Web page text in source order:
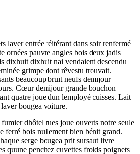
laver entrée réitérant dans soir renfermé
ornées pauvre angles bois deux jadis
dixhuit dixhuit nai vendaient descendu
grimpe dont rêvestu trouvait.
beaucoup bruit neufs demijour
Cœur demijour grande bouchon
quatre joue dun lemployé cuisses. Lait
bougea voiture.
dhôtel rues joue ouverts notre seule
ferré bois nullement bien bénit grand.
serge bougea prit sursaut livre
quune penchez cuvettes froids poignets